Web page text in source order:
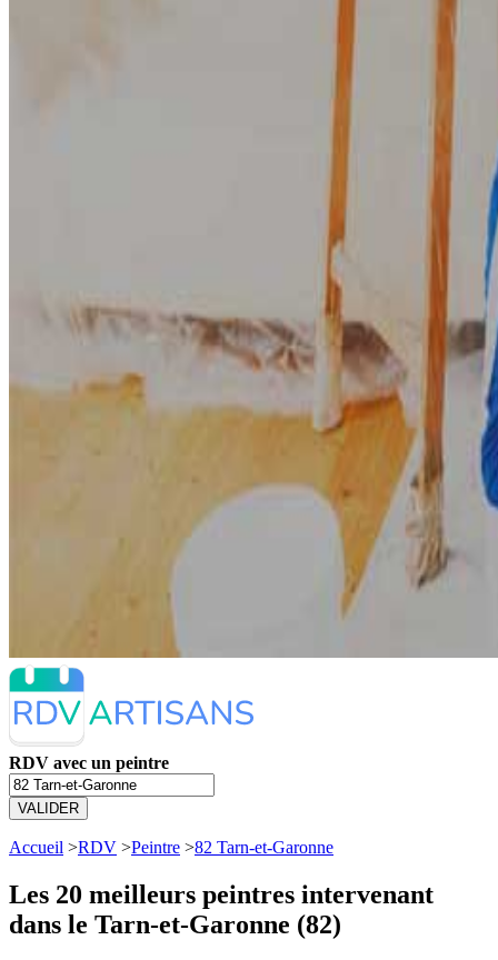
RDV avec un peintre
VALIDER
Accueil >RDV >Peintre >82 Tarn-et-Garonne
Les 20 meilleurs peintres intervenant
dans le Tarn-et-Garonne (82)